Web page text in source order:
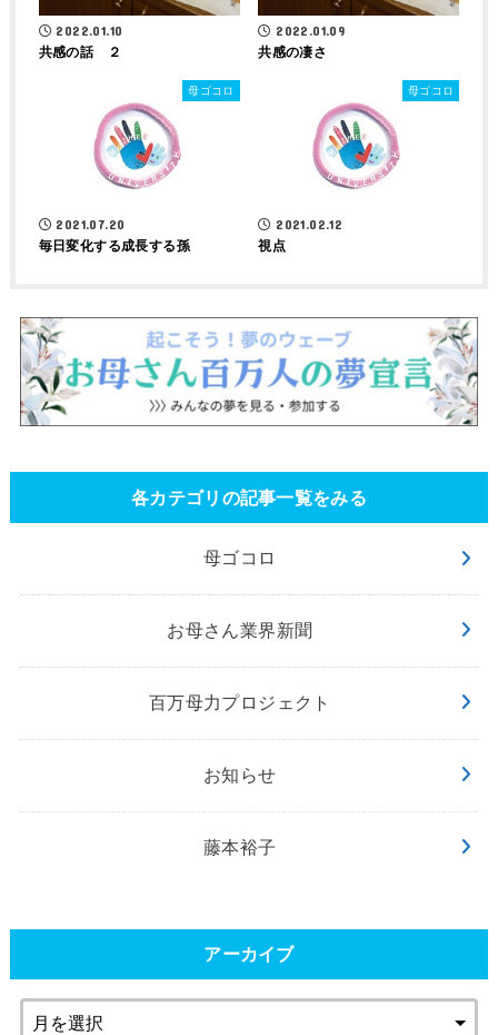
2022.01.10
共感の話 ２
2022.01.09
共感の凄さ
母ゴコロ
2021.07.20
毎日変化する成長する孫
母ゴコロ
2021.02.12
視点
各カテゴリの記事一覧をみる
母ゴコロ
お母さん業界新聞
百万母力プロジェクト
お知らせ
藤本裕子
アーカイブ